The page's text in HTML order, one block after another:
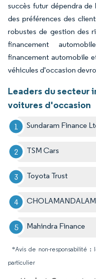
succès futur dépendra
des préférences des
robustes de gestion des
financement
financement automobile
véhicules d'occasion
Leaders du secteur
voitures d'occasion
Sundaram Finance
TSM Cars
Toyota Trust
CHOLAMANDALAM
Mahindra Finance
*Avis de non-responsabilité :
particulier